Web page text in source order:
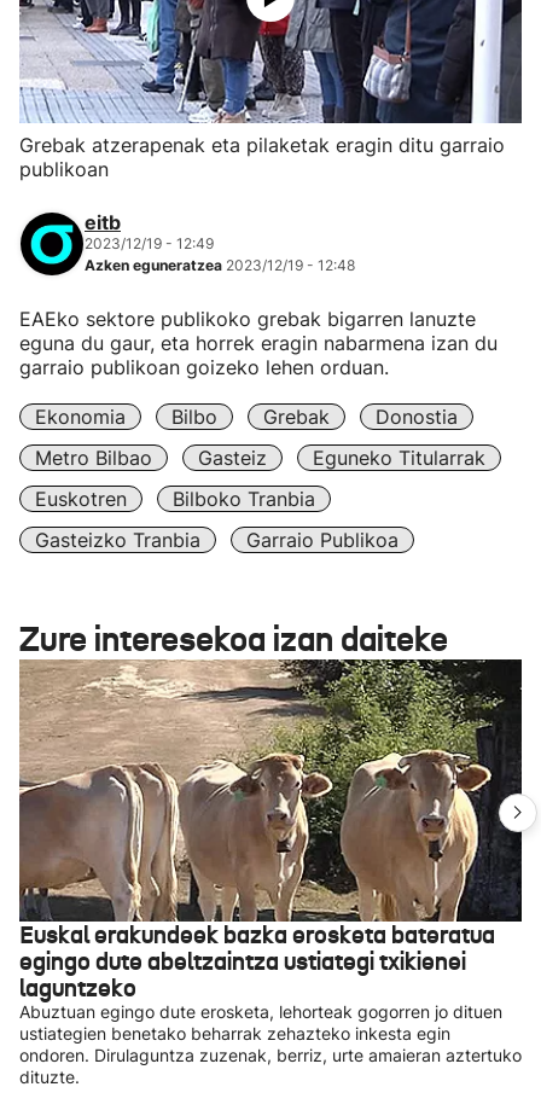
Grebak atzerapenak eta pilaketak eragin ditu garraio
publikoan
eitb
2023/12/19 - 12:49
Azken eguneratzea 2023/12/19 - 12:48
EAEko sektore publikoko grebak bigarren lanuzte
eguna du gaur, eta horrek eragin nabarmena izan du
garraio publikoan goizeko lehen orduan.
Ekonomia Bilbo Grebak
Donostia
Metro Bilbao
Gasteiz
Eguneko Titularrak
Euskotren
Bilboko Tranbia
Gasteizko Tranbia
Garraio Publikoa
Zure interesekoa izan daiteke
Euskal erakundeek bazka erosketa bateratua
egingo dute abeltzaintza ustiategi txikienei
laguntzeko
Abuztuan egingo dute erosketa, lehorteak gogorren jo dituen
ustiategien benetako beharrak zehazteko inkesta egin
ondoren. Dirulaguntza zuzenak, berriz, urte amaieran aztertuko
dituzte.